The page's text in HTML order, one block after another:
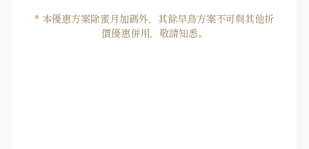
* 本優惠方案除蜜月加碼外，其餘早鳥方案不可與其他折
價優惠併用，敬請知悉。